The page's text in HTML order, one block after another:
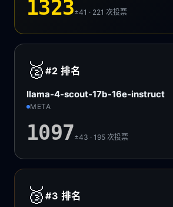
1323±41 · 221次投票
🥈 #2排名
llama-4-scout-17b-16e-instruct
META
1097±43 · 195次投票
🥉 #3排名